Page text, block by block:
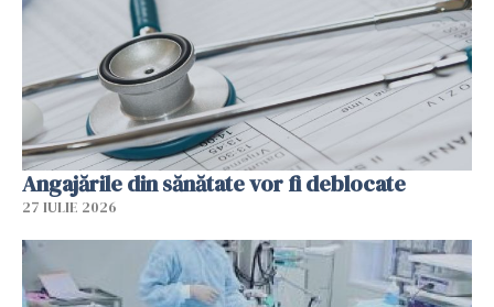
Angajările din sănătate vor fi deblocate
27 IULIE 2026